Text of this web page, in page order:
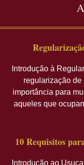
Introdução à
regularização de
importância para
aqueles que
10 Requisitos
Introdução ao